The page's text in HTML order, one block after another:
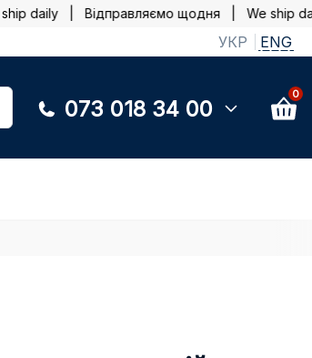
daily | Відправляємо щодня | We ship
УКР ENG
073 018 34 00
0